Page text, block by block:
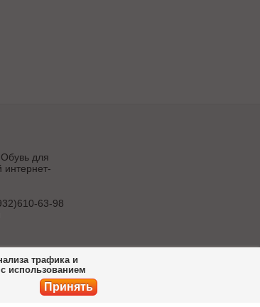
для
интернет-
63-98
трафика и
использованием
Принять